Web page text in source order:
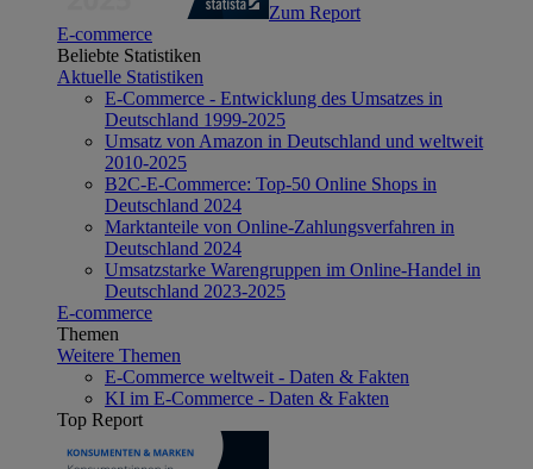
Zum Report
E-commerce
Beliebte Statistiken
Aktuelle Statistiken
E-Commerce - Entwicklung des Umsatzes in
Deutschland 1999-2025
Umsatz von Amazon in Deutschland und weltweit
2010-2025
B2C-E-Commerce: Top-50 Online Shops in
Deutschland 2024
Marktanteile von Online-Zahlungsverfahren in
Deutschland 2024
Umsatzstarke Warengruppen im Online-Handel in
Deutschland 2023-2025
E-commerce
Themen
Weitere Themen
E-Commerce weltweit - Daten & Fakten
KI im E-Commerce - Daten & Fakten
Top Report